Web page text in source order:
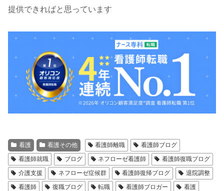
提供できればと思っています
看護 看護その他 看護師離職
看護師ブログ
看護師就職
ブログ ネフローゼ看護師
看護師復職ブログ
介護支援
ネフローゼ症候群 看護師復帰ブログ
退院調整
看護師
復職ブログ 転職 看護師ブロガー
看護